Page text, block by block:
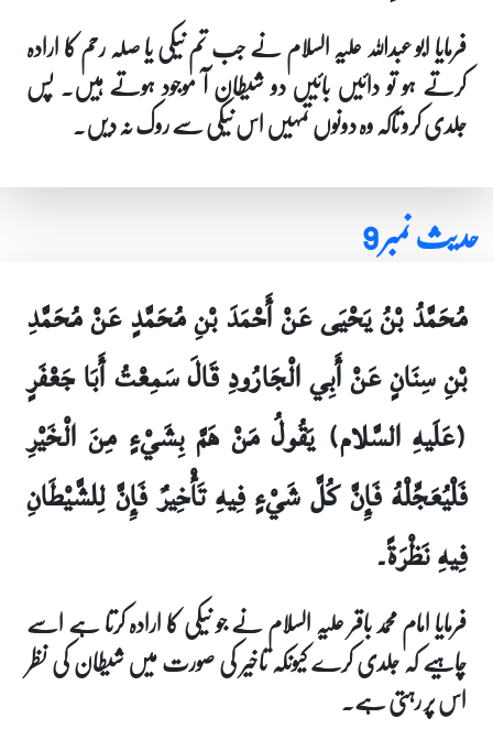
فرمایا ابو عبداللہ علیہ السلام نے جب تم نیکی یا صلہ رحم کا ارادہ
کرتے ہو تو دائیں بائیں دو شیطان آ موجود ہوتے ہیں۔ پس
جلدی کرو تاکہ وہ دونوں تمہیں اس نیکی سے روک نہ دیں۔
حدیث نمبر 9
مُحَمَّدُ بْنُ يَحْيَى عَنْ أَحْمَدَ بْنِ مُحَمَّدٍ عَنْ مُحَمَّدِ
بْنِ سِنَانٍ عَنْ أَبِي الْجَارُودِ قَالَ سَمِعْتُ أَبَا جَعْفَرٍ
(عَلَيهِ السَّلام) يَقُولُ مَنْ هَمَّ بِشَيْ‏ءٍ مِنَ الْخَيْرِ
فَلْيُعَجِّلْهُ فَإِنَّ كُلَّ شَيْ‏ءٍ فِيهِ تَأْخِيرٌ فَإِنَّ لِلشَّيْطَانِ
فِيهِ نَظْرَةً۔
فرمایا امام محمد باقر علیہ السلام نے جو نیکی کا ارادہ کرتا ہے اسے
چاہیے کہ جلدی کرے کیونکہ تاخیر کی صورت میں شیطان کی نظر
اس پر رہتی ہے۔